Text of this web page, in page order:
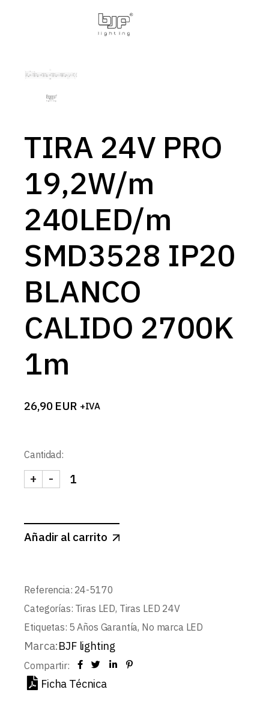
TIRA 24V PRO
19,2W/m
240LED/m
SMD3528 IP20
BLANCO
CALIDO 2700K
1m
26,90 EUR +IVA
Cantidad:
TIRA 24V PRO 19,2W/m 240LED/m SMD3528
-
+
Añadir al carrito
Referencia: 24-5170
Categorías: Tiras LED, Tiras LED 24V
Etiquetas: 5 Años Garantía, No marca LED
Marca:BJF lighting
Compartir:
Ficha Técnica